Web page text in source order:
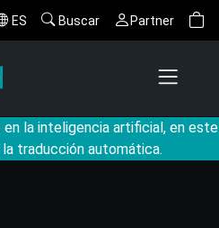
ES Buscar Partner
la inteligencia artificial, en este
traducción automática.